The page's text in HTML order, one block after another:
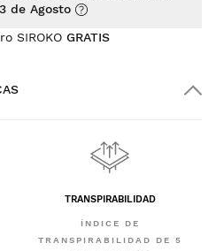
SIROKO GRATIS
de Agosto
TRANSPIRABILIDAD
ÍNDICE DE
TRANSPIRABILIDAD DE 5